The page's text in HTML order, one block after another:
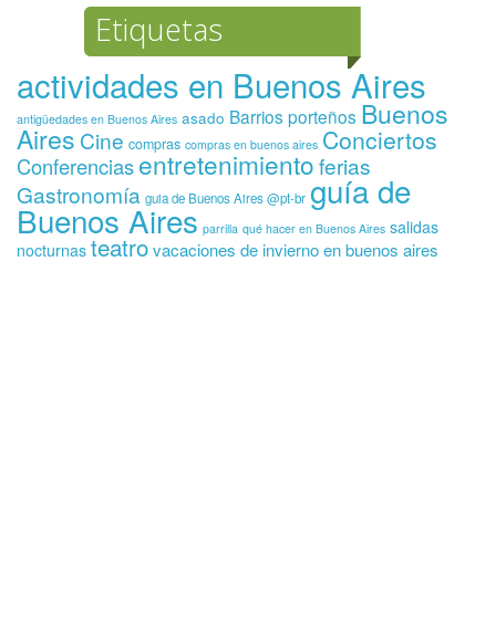
Etiquetas
actividades en Buenos Aires
antigüedades en Buenos Aires asado Barrios porteños Buenos
Aires Cine compras compras en buenos aires Conciertos
Conferenciasentretenimientoferias
Gastronomía guia de Buenos Aires @pt-br guía de
Buenos Aires parrilla qué hacer en Buenos Aires salidas
nocturnas teatrovacaciones de invierno en buenos aires